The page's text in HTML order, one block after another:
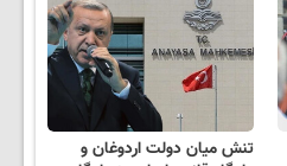
تنش میان دولت اردوغان و